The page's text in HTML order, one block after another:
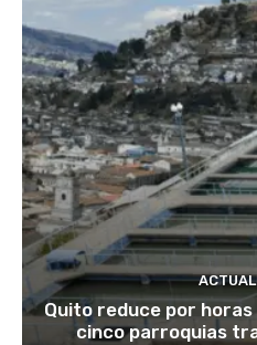
Quito reduce por
cinco parroquias